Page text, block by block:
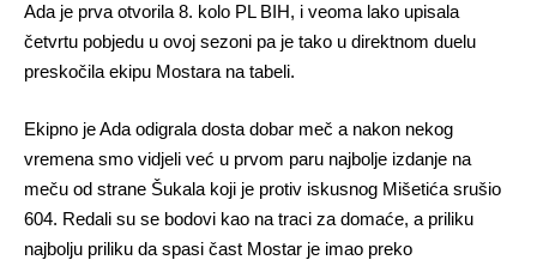
Ada je prva otvorila 8. kolo PL BIH, i veoma lako upisala
četvrtu pobjedu u ovoj sezoni pa je tako u direktnom duelu
preskočila ekipu Mostara na tabeli.
Ekipno je Ada odigrala dosta dobar meč a nakon nekog
vremena smo vidjeli već u prvom paru najbolje izdanje na
meču od strane Šukala koji je protiv iskusnog Mišetića srušio
604. Redali su se bodovi kao na traci za domaće, a priliku
najbolju priliku da spasi čast Mostar je imao preko